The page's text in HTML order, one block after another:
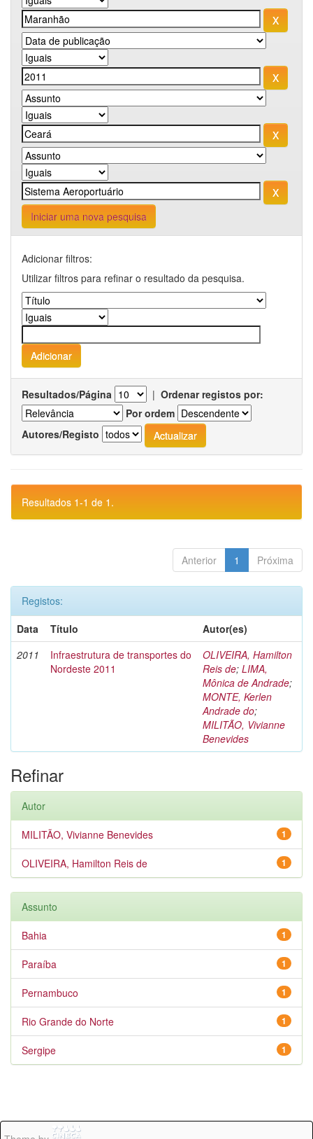
Iniciar uma nova pesquisa
Adicionar filtros:
Utilizar filtros para refinar o resultado da pesquisa.
Resultados/Página | Ordenar registos por:
Por ordem
Autores/Registo
Resultados 1-1 de 1.
Anterior 1 Próxima
Registos:
Data
Título
Autor(es)
2011
Infraestrutura de transportes do
Nordeste 2011
OLIVEIRA, Hamilton
Reis de; LIMA,
Mônica de Andrade;
MONTE, Kerlen
Andrade do;
MILITÃO, Vivianne
Benevides
Refinar
Autor
1
MILITÃO, Vivianne Benevides
1
OLIVEIRA, Hamilton Reis de
Assunto
1
Bahia
1
Paraíba
1
Pernambuco
1
Rio Grande do Norte
1
Sergipe